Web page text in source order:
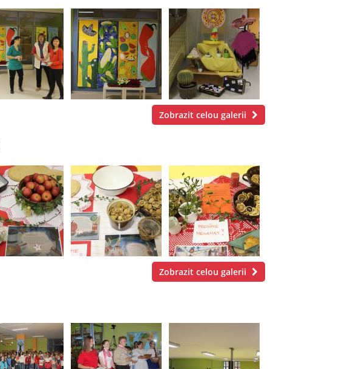
Zobrazit celou galerii
Zobrazit celou galerii